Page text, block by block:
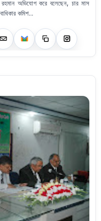
অভিযোগ করে বলেছেন, চার মাস
কমিশ...